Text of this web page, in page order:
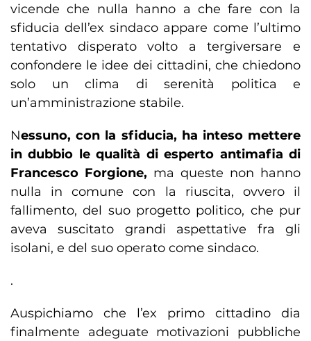
vicende che nulla hanno a che fare con la
sfiducia dell’ex sindaco appare come l’ultimo
tentativo disperato volto a tergiversare e
confondere le idee dei cittadini, che chiedono
solo un clima di serenità politica e
un’amministrazione stabile.
Nessuno, con la sfiducia, ha inteso mettere
in dubbio le qualità di esperto antimafia di
Francesco Forgione, ma queste non hanno
nulla in comune con la riuscita, ovvero il
fallimento, del suo progetto politico, che pur
aveva suscitato grandi aspettative fra gli
isolani, e del suo operato come sindaco.
.
Auspichiamo che l’ex primo cittadino dia
finalmente adeguate motivazioni pubbliche